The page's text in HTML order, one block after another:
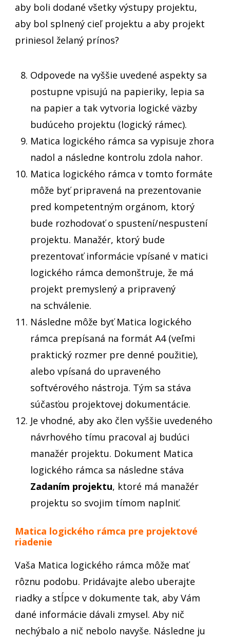
aby boli dodané všetky výstupy projektu,
aby bol splnený cieľ projektu a aby projekt
priniesol želaný prínos?
Odpovede na vyššie uvedené aspekty sa
postupne vpisujú na papieriky, lepia sa
na papier a tak vytvoria logické väzby
budúceho projektu (logický rámec).
Matica logického rámca sa vypisuje zhora
nadol a následne kontrolu zdola nahor.
Matica logického rámca v tomto formáte
môže byť pripravená na prezentovanie
pred kompetentným orgánom, ktorý
bude rozhodovať o spustení/nespustení
projektu. Manažér, ktorý bude
prezentovať informácie vpísané v matici
logického rámca demonštruje, že má
projekt premyslený a pripravený
na schválenie.
Následne môže byť Matica logického
rámca prepísaná na formát A4 (veľmi
praktický rozmer pre denné použitie),
alebo vpísaná do upraveného
softvérového nástroja. Tým sa stáva
súčasťou projektovej dokumentácie.
Je vhodné, aby ako člen vyššie uvedeného
návrhového tímu pracoval aj budúci
manažér projektu. Dokument Matica
logického rámca sa následne stáva
Zadaním projektu, ktoré má manažér
projektu so svojim tímom naplniť.
Matica logického rámca pre projektové
riadenie
Vaša Matica logického rámca môže mať
rôznu podobu. Pridávajte alebo uberajte
riadky a stĺpce v dokumente tak, aby Vám
dané informácie dávali zmysel. Aby nič
nechýbalo a nič nebolo navyše. Následne ju